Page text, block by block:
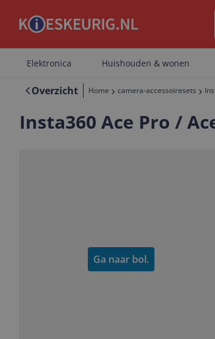
Elektronica Huishouden & wonen
Overzicht Home camera-accessoiresets
Insta360 Ace Pro /
VorigeGa naar bol.